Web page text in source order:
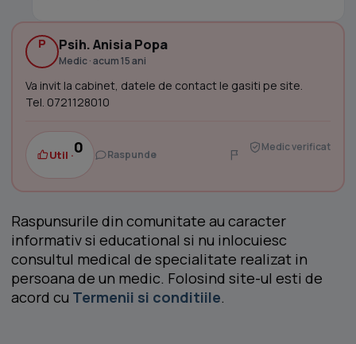
P Psih. Anisia Popa
Medic · acum 15 ani
Va invit la cabinet, datele de contact le gasiti pe site.
Tel. 0721128010
Util ·0 Raspunde
Medic verificat
Raspunsurile din comunitate au caracter
informativ si educational si nu inlocuiesc
consultul medical de specialitate realizat in
persoana de un medic. Folosind site-ul esti de
acord cu Termenii si conditiile.